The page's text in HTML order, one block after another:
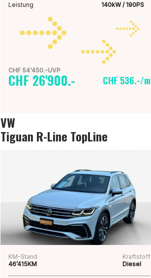
Leistung 140kW / 190PS
CHF 54'450.-UVP
CHF 26'900.- CHF 536.-/m
VW
Tiguan R-Line TopLine
KM-Stand
46’415KM
Kraftstoff
Diesel